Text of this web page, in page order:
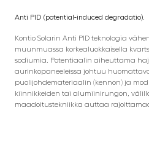
Anti PID (potential-induced degradatio).
Kontio Solarin Anti PID teknologia
muunmuassa korkealuokkaisella
sodiumia. Potentiaalin aiheuttama
aurinkopaneeleissa johtuu
puolijohdemateriaalin (kennon) ja
kiinnikkeiden tai alumiinirungon,
maadoitustekniikka auttaa